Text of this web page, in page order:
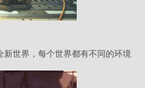
新世界，每个世界都有不同的环境